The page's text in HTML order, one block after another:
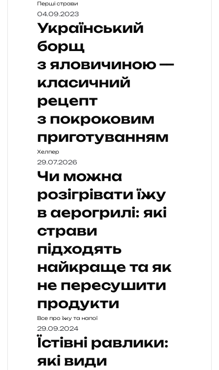
Перші страви
04.09.2023
Український
борщ
з яловичиною —
класичний
рецепт
з покроковим
приготуванням
Хелпер
29.07.2026
Чи можна
розігрівати їжу
в аерогрилі: які
страви
підходять
найкраще та як
не пересушити
продукти
Все про їжу та напої
29.09.2024
Їстівні равлики:
які види